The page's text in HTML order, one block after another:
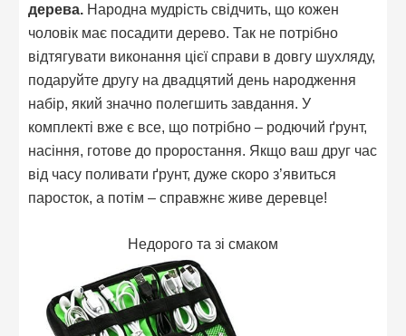
дерева. Народна мудрість свідчить, що кожен
чоловік має посадити дерево. Так не потрібно
відтягувати виконання цієї справи в довгу шухляду,
подаруйте другу на двадцятий день народження
набір, який значно полегшить завдання. У
комплекті вже є все, що потрібно – родючий ґрунт,
насіння, готове до проростання. Якщо ваш друг час
від часу поливати ґрунт, дуже скоро з’явиться
паросток, а потім – справжнє живе деревце!
Недорого та зі смаком